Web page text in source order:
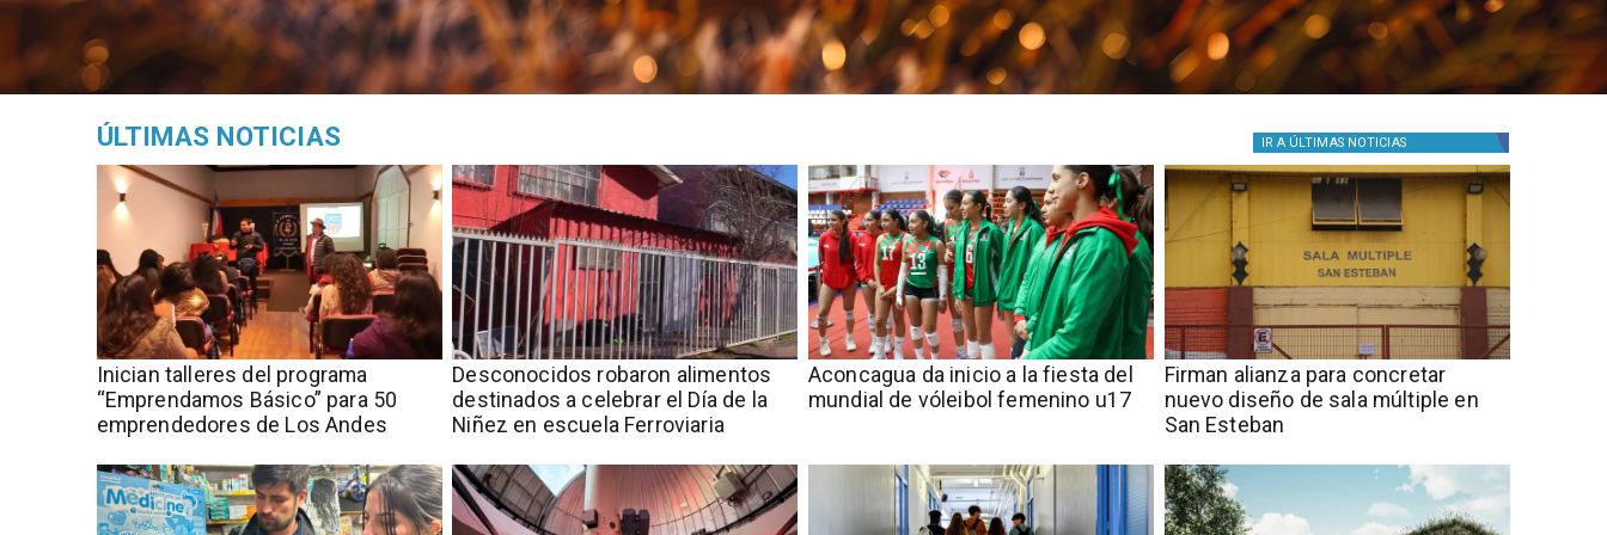
ÚLTIMAS NOTICIAS IR A ÚLTIMAS NOTICIAS
Inician talleres del programa
“Emprendamos Básico” para 50
emprendedores de Los Andes
Desconocidos robaron alimentos
destinados a celebrar el Día de la
Niñez en escuela Ferroviaria
Aconcagua da inicio a la fiesta del
mundial de vóleibol femenino u17
​​Firman alianza para concretar
nuevo diseño de sala múltiple en
San Esteban